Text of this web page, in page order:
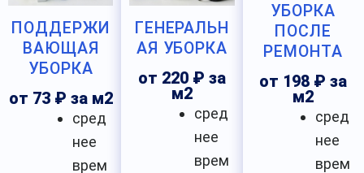
ПОДДЕРЖИ
ВАЮЩАЯ
УБОРКА
от 73 ₽ за м2
сред
нее
врем
ГЕНЕРАЛЬН
АЯ УБОРКА
от 220 ₽ за
м2
сред
нее
врем
УБОРКА
ПОСЛЕ
РЕМОНТА
от 198 ₽ за
м2
сред
нее
врем